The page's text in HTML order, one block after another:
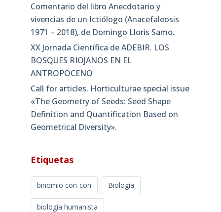
Comentario del libro Anecdotario y
vivencias de un Ictiólogo (Anacefaleosis
1971 – 2018), de Domingo Lloris Samo.
XX Jornada Científica de ADEBIR. LOS
BOSQUES RIOJANOS EN EL
ANTROPOCENO
Call for articles. Horticulturae special issue
«The Geometry of Seeds: Seed Shape
Definition and Quantification Based on
Geometrical Diversity»​.
Etiquetas
binomio con-con Biología
biología humanista